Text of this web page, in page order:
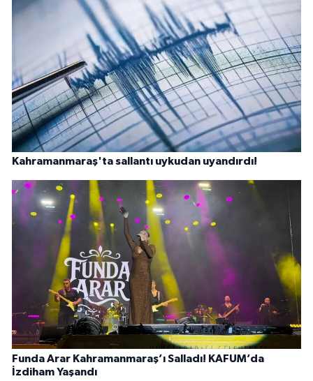
Kahramanmaraş'ta sallantı uykudan uyandırdı!
Funda Arar Kahramanmaraş’ı Salladı! KAFUM’da
İzdiham Yaşandı